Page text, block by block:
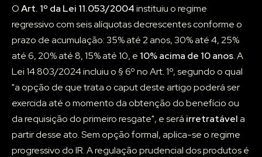
OArt. 1º da Lei 11.053/2004instituiu o regime
regressivo com seis alíquotas decrescentes conforme o
prazo de acumulação: 35% até 2 anos, 30% até 4, 25%
até 6, 20% até 8, 15% até 10, e 10% acima de 10 anos. A
Lei 14.803/2024 incluiu o § 6º no Art. 1º, segundo o qual
"a opção de que trata o caput deste artigo poderá ser
exercida até o momento da obtenção do benefício ou
da requisição do primeiro resgate", e será irretratávela
partir desse ato. Sem opção formal, aplica-se o regime
progressivo do IR. A regulação prudencial dos produtos é